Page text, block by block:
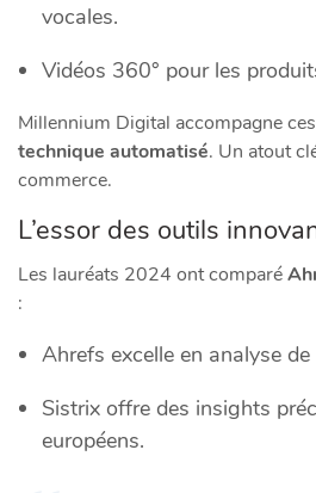
vocales.
Vidéos 360° pour les
Millennium Digital accompagne
technique automatisé. Un atout
commerce.
L’essor des outils
Les lauréats 2024 ont comparé
:
Ahrefs excelle en analyse
Sistrix offre des insights
européens.